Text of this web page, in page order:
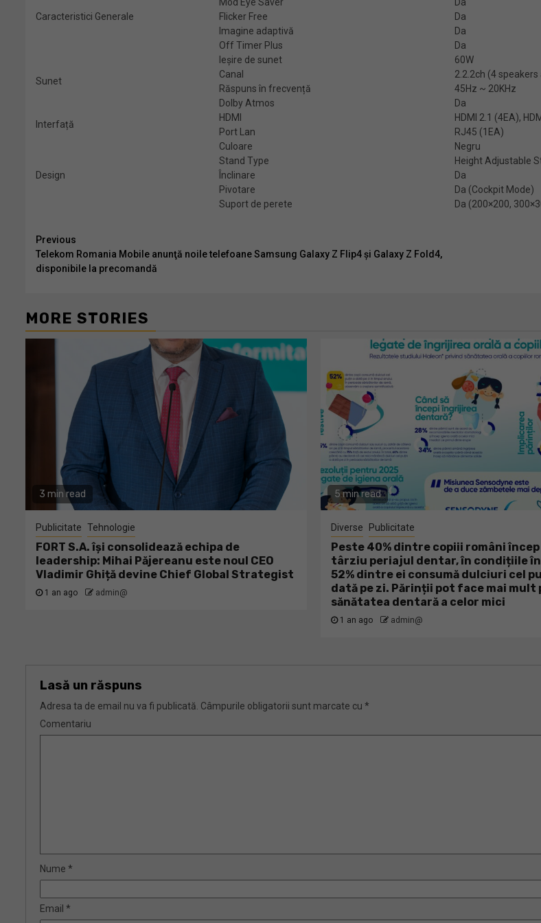
Caracteristici Generale
Flicker Free
Da
Imagine adaptivă
Da
Off Timer Plus
Da
Sunet
Ieșire de sunet
60W
Canal
2.2.2ch (4
Răspuns în frecvență
45Hz ~ 20KHz
Dolby Atmos
Da
Interfață
HDMI
HDMI 2.1 (4EA),
Port Lan
RJ45 (1EA)
Design
Culoare
Negru
Stand Type
Height Adjustable
Înclinare
Da
Pivotare
Da (Cockpit Mode)
Suport de perete
Da (200×200,
Continue
Reading
Previous
Telekom Romania Mobile anunţă noile telefoane Samsung Galaxy Z Flip4 și Galaxy Z Fold4,
disponibile la precomandă
MORE STORIES
3 min read
Publicitate Tehnologie
FORT S.A. își consolidează echipa de
leadership: Mihai Păjereanu este noul CEO
Vladimir Ghiță devine Chief Global Strategist
1 an ago admin@
5 min read
Diverse Publicitate
Peste 40% dintre copiii români încep
târziu periajul dentar, în condițiile
52% dintre ei consumă dulciuri cel
dată pe zi. Părinții pot face mai mult
sănătatea dentară a celor mici
1 an ago admin@
Lasă un răspuns
Adresa ta de email nu va fi publicată. Câmpurile obligatorii sunt marcate cu *
Comentariu
Nume *
Email *